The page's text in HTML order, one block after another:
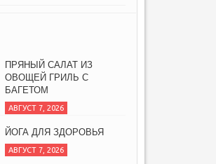
ПРЯНЫЙ САЛАТ ИЗ
ОВОЩЕЙ ГРИЛЬ С
БАГЕТОМ
АВГУСТ 7, 2026
ЙОГА ДЛЯ ЗДОРОВЬЯ
АВГУСТ 7, 2026